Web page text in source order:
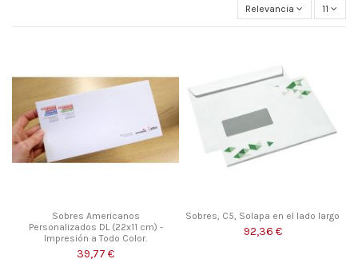
Relevancia 11
Sobres Americanos
Personalizados DL (22x11 cm) -
Impresión a Todo Color.
39,77 €
Sobres, C5, Solapa en el lado largo
92,36 €